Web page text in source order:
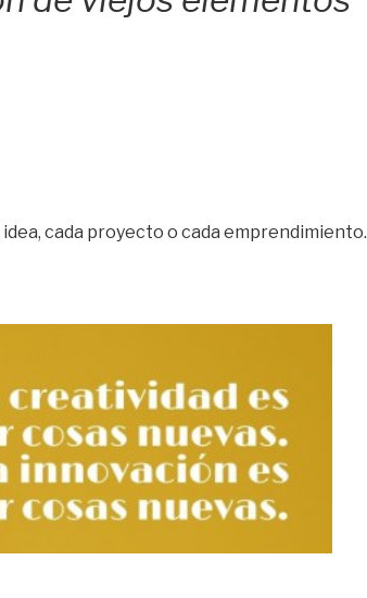
cada proyecto o cada emprendimiento.